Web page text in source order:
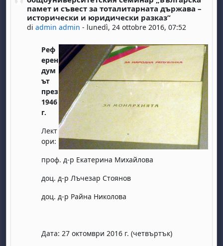
памет и съвест за тоталитарната държава –
исторически и юридически разказ”
diadmin admin - lunedì, 24 ottobre 2016, 07:52
Реф
ерен
дум
ът
през
1946
г.
Лект
ори:
проф. д-р Екатерина Михайлова
доц. д-р Лъчезар Стоянов
доц. д-р Райна Николова
Дата: 27 октомври 2016 г. (четвъртък)